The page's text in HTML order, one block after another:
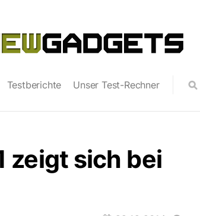
Testberichte Unser Test-Rechner
zeigt sich bei